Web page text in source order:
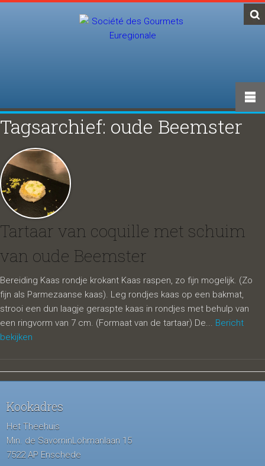
Tagsarchief: oude Beemster
Tartaar van coquille met schuim
van oude Beemster
Bereiding Kaas rondje krokant Kaas raspen, zo fijn mogelijk. (Zo
fijn als Parmezaanse kaas). Leg rondjes kaas op een bakmat,
strooi een dun laagje geraspte kaas in rondjes met behulp van
een ringvorm van 7 cm. (Formaat van de tartaar) De... Bericht
bekijken
Kookadres
Het Theehuis
Min. de SavorninLohmanlaan 15
7522 AP Enschede